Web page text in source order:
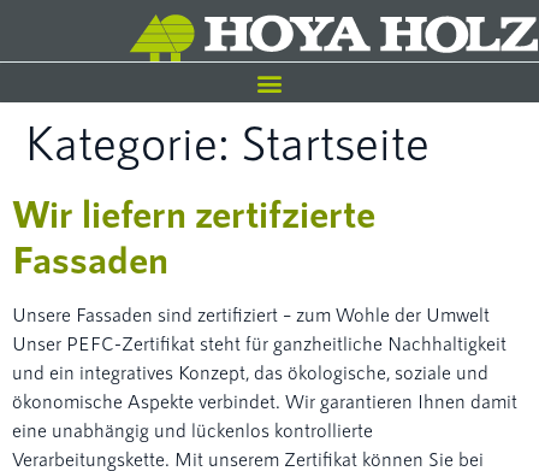
Kategorie: Startseite
Wir liefern zertifzierte
Fassaden
Unsere Fassaden sind zertifiziert – zum Wohle der Umwelt
Unser PEFC-Zertifikat steht für ganzheitliche Nachhaltigkeit
und ein integratives Konzept, das ökologische, soziale und
ökonomische Aspekte verbindet. Wir garantieren Ihnen damit
eine unabhängig und lückenlos kontrollierte
Verarbeitungskette. Mit unserem Zertifikat können Sie bei